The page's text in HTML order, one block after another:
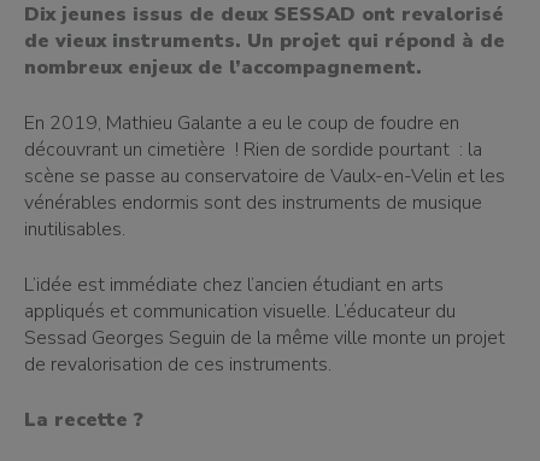
Dix jeunes issus de deux SESSAD ont revalorisé
de vieux instruments. Un projet qui répond à de
nombreux enjeux de l’accompagnement.
En 2019, Mathieu Galante a eu le coup de foudre en
découvrant un cimetière ! Rien de sordide pourtant : la
scène se passe au conservatoire de Vaulx-en-Velin et les
vénérables endormis sont des instruments de musique
inutilisables.
L’idée est immédiate chez l’ancien étudiant en arts
appliqués et communication visuelle. L’éducateur du
Sessad Georges Seguin de la même ville monte un projet
de revalorisation de ces instruments.
La recette ?